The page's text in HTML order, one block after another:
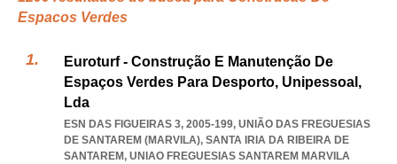
Espacos Verdes
Euroturf - Construção E Manutenção De
Espaços Verdes Para Desporto, Unipessoal,
Lda
ESN DAS FIGUEIRAS 3, 2005-199, UNIÃO DAS FREGUESIAS
DE SANTAREM (MARVILA), SANTA IRIA DA RIBEIRA DE
SANTAREM, UNIAO FREGUESIAS SANTAREM MARVILA